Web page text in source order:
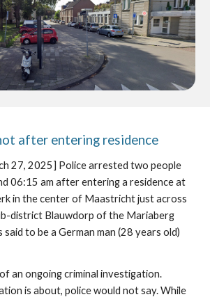
after entering residence
27, 2025] Police arrested two people
06:15 am after entering a residence at
in the center of Maastricht just across
district Blauwdorp of the Mariaberg
to be a German man (28 years old)
an ongoing criminal investigation.
is about, police would not say. While